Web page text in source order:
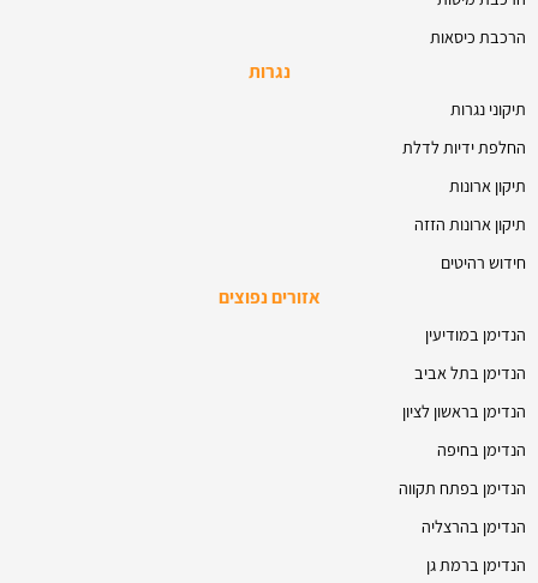
הרכבת כיסאות
נגרות
תיקוני נגרות
החלפת ידיות לדלת
תיקון ארונות
תיקון ארונות הזזה
חידוש רהיטים
אזורים נפוצים
הנדימן במודיעין
הנדימן בתל אביב
הנדימן בראשון לציון
הנדימן בחיפה
הנדימן בפתח תקווה
הנדימן בהרצליה
הנדימן ברמת גן